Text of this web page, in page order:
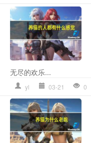
无尽的欢乐...
yl 03-21 0